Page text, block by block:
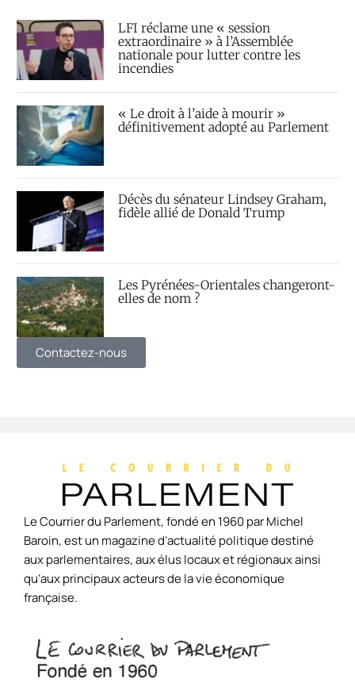
LFI réclame une « session
extraordinaire » à l’Assemblée
nationale pour lutter contre les
incendies
« Le droit à l’aide à mourir »
définitivement adopté au Parlement
Décès du sénateur Lindsey Graham,
fidèle allié de Donald Trump
Les Pyrénées-Orientales changeront-
elles de nom ?
Contactez-nous
Le Courrier du Parlement, fondé en 1960 par Michel
Baroin, est un magazine d’actualité politique destiné
aux parlementaires, aux élus locaux et régionaux ainsi
qu’aux principaux acteurs de la vie économique
française.